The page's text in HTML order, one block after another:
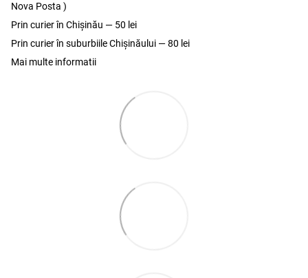
Nova Posta )
Prin curier în Chișinău — 50 lei
Prin curier în suburbiile Chişinăului — 80 lei
Mai multe informatii